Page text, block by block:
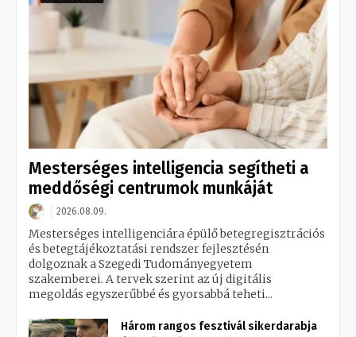
Mesterséges intelligencia segítheti a
meddőségi centrumok munkáját
2026.08.09.
Mesterséges intelligenciára épülő betegregisztrációs
és betegtájékoztatási rendszer fejlesztésén
dolgoznak a Szegedi Tudományegyetem
szakemberei. A tervek szerint az új digitális
megoldás egyszerűbbé és gyorsabbá teheti...
Három rangos fesztivál sikerdarabja